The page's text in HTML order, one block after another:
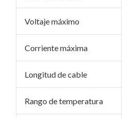
Voltaje máximo
Corriente máxima
Longitud de cable
Rango de temperatura